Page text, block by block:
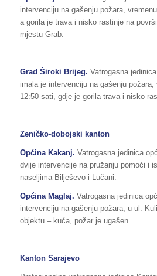
intervenciju na gašenju požara,
a gorila je trava i nisko rastinje na
mjestu Grab.
Grad Široki Brijeg. Vatrogasna
imala je intervenciju na gašenju požara,
12:50 sati, gdje je gorila trava i nisko
Zeničko-dobojski kanton
Općina Kakanj. Vatrogasna jedinica
dvije intervencije na pružanju pomoći i
naseljima Bilješevo i Lučani.
Općina Maglaj. Vatrogasna jedinica
intervenciju na gašenju požara, u ul.
objektu – kuća, požar je ugašen.
Kanton Sarajevo